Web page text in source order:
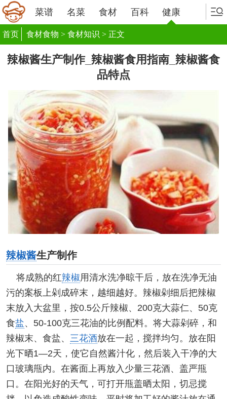
菜谱 名菜 食材 百科 健康
首页 食材食物 > 食材知识 > 正文
辣椒酱生产制作_辣椒酱食用指南_辣椒酱食
品特点
辣椒酱生产制作
将成熟的红辣椒用清水洗净晾干后，放在洗净无油
污的案板上剁成碎末，越细越好。辣椒剁细后把辣椒
末放入大盆里，按0.5公斤辣椒、200克大蒜仁、50克
食盐、50-100克三花油的比例配料。将大蒜剁碎，和
辣椒末、食盐、 三花酒放在一起，搅拌均匀。放在阳
光下晒1—2天，使它自然酱汁化，然后装入干净的大
口玻璃甁内。在酱面上再放入少量三花酒、盖严甁
口。在阳光好的天气，可打开甁盖晒太阳，切忌搅